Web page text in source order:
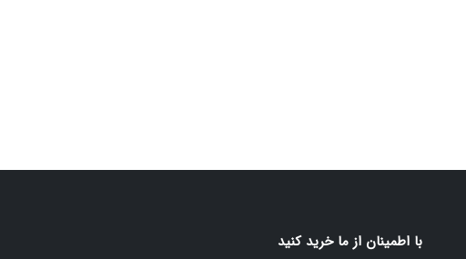
با اطمينان از ما خريد كنيد